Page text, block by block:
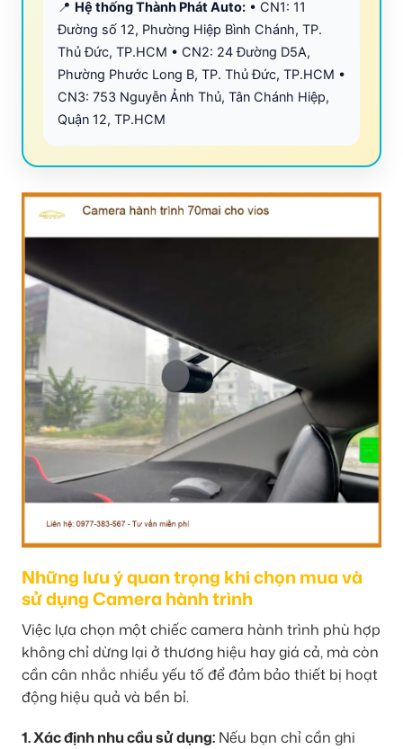
📍 Hệ thống Thành Phát Auto: • CN1: 11
Đường số 12, Phường Hiệp Bình Chánh, TP.
Thủ Đức, TP.HCM • CN2: 24 Đường D5A,
Phường Phước Long B, TP. Thủ Đức, TP.HCM •
CN3: 753 Nguyễn Ảnh Thủ, Tân Chánh Hiệp,
Quận 12, TP.HCM
Những lưu ý quan trọng khi chọn mua và
sử dụng Camera hành trình
Việc lựa chọn một chiếc camera hành trình phù hợp
không chỉ dừng lại ở thương hiệu hay giá cả, mà còn
cần cân nhắc nhiều yếu tố để đảm bảo thiết bị hoạt
động hiệu quả và bền bỉ.
1. Xác định nhu cầu sử dụng: Nếu bạn chỉ cần ghi